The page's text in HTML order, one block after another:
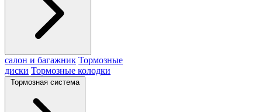
салон и багажник Тормозные
диски Тормозные колодки
Тормозная система